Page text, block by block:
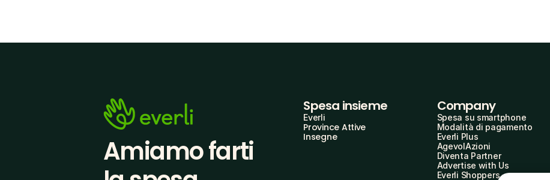
Amiamo farti
Spesa insieme
Everli
Province Attive
Insegne
Company
Spesa su smartphone
Modalità di pagamento
Everli Plus
AgevolAzioni
Diventa Partner
Advertise with Us
Everli Shoppers